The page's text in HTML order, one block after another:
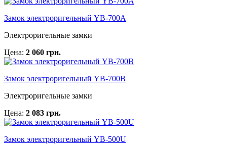
Замок электроригельный YB-700A
Электроригельные замки
Цена: 2 060 грн.
Замок электроригельный YB-700B
Электроригельные замки
Цена: 2 083 грн.
Замок электроригельный YB-500U